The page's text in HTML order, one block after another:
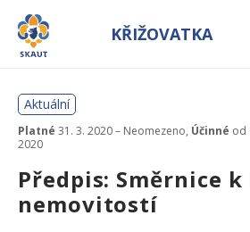
KŘIŽOVATKA
Aktuální
Platné 31. 3. 2020 – Neomezeno, Účinné od
2020
Předpis: Směrnice k
nemovitostí